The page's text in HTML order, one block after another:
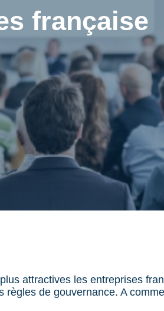
française
attractives les entreprises
de gouvernance. A